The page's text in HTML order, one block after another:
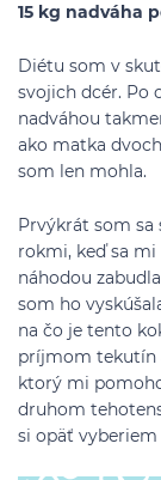
15 kg nadváha
Diétu som v
svojich dcér. Po
nadváhou
ako matka
som len mohla.
Prvýkrát som sa
rokmi, keď sa mi
náhodou
som ho
na čo je tento
príjmom tekutín
ktorý mi
druhom
si opäť